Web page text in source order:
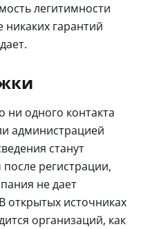
легитимности
гарантий
ни одного контакта
администрацией
станут
регистрации,
не дает
открытых источниках
организаций, как